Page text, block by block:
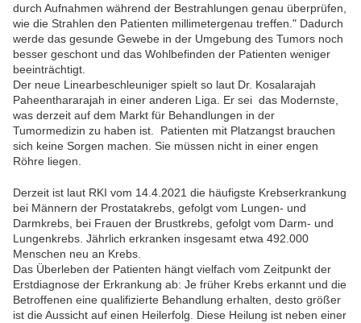
durch Aufnahmen während der Bestrahlungen genau überprüfen,
wie die Strahlen den Patienten millimetergenau treffen." Dadurch
werde das gesunde Gewebe in der Umgebung des Tumors noch
besser geschont und das Wohlbefinden der Patienten weniger
beeinträchtigt.
Der neue Linearbeschleuniger spielt so laut Dr. Kosalarajah
Paheenthararajah in einer anderen Liga. Er sei das Modernste,
was derzeit auf dem Markt für Behandlungen in der
Tumormedizin zu haben ist. Patienten mit Platzangst brauchen
sich keine Sorgen machen. Sie müssen nicht in einer engen
Röhre liegen.
Derzeit ist laut RKI vom 14.4.2021 die häufigste Krebserkrankung
bei Männern der Prostatakrebs, gefolgt vom Lungen- und
Darmkrebs, bei Frauen der Brustkrebs, gefolgt vom Darm- und
Lungenkrebs. Jährlich erkranken insgesamt etwa 492.000
Menschen neu an Krebs.
Das Überleben der Patienten hängt vielfach vom Zeitpunkt der
Erstdiagnose der Erkrankung ab: Je früher Krebs erkannt und die
Betroffenen eine qualifizierte Behandlung erhalten, desto größer
ist die Aussicht auf einen Heilerfolg. Diese Heilung ist neben einer